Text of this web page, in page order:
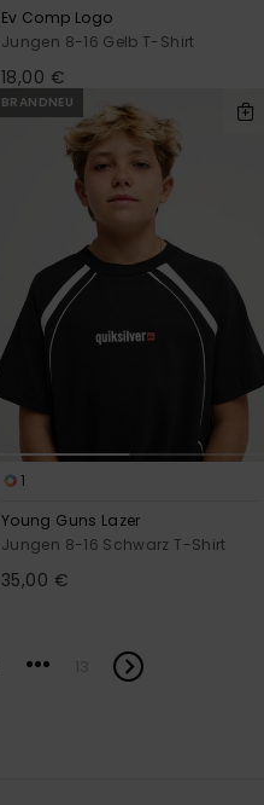
Ev Comp Logo
Jungen 8-16 Gelb T-Shirt
18,00 €
BRANDNEU
1
Young Guns Lazer
Jungen 8-16 Schwarz T-Shirt
35,00 €
...